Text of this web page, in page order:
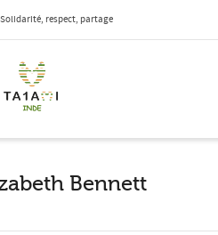
Solidarité, respect, partage
Bennett